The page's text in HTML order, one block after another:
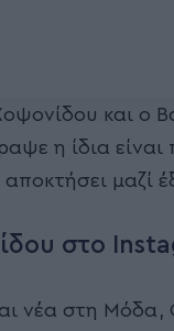
και ο
η ίδια είναι
μαζί
στο
νέα στη Μόδα,